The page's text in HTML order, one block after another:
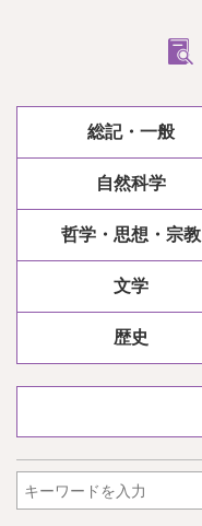
総記・一般
自然科学
哲学・思想・宗教
文学
歴史